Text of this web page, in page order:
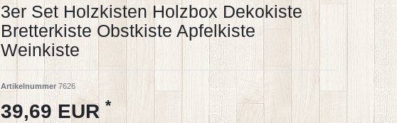
3er Set Holzkisten Holzbox Dekokiste
Bretterkiste Obstkiste Apfelkiste
Weinkiste
Artikelnummer 7626
39,69 EUR *